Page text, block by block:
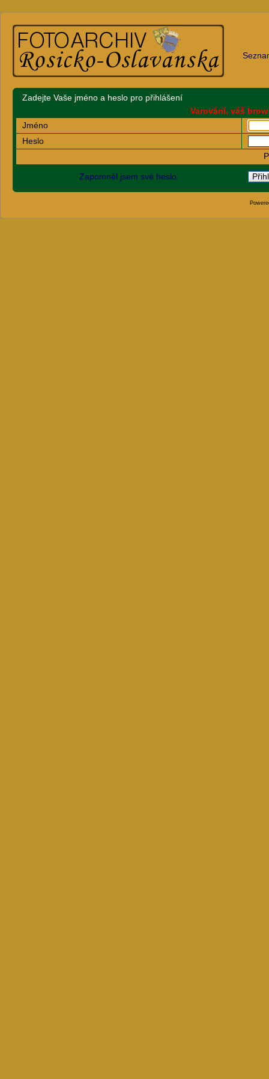
Zadejte Vaše jméno a heslo pro přihlášení
Varování, váš
Jméno
Heslo
Zapomněl jsem své heslo.